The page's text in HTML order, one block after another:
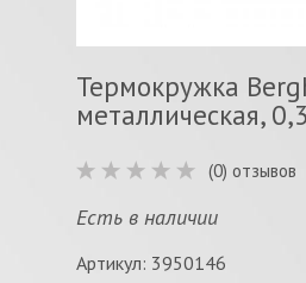
Термокружка
металлическая,
(0) отзывов
Есть в наличии
Артикул: 3950146